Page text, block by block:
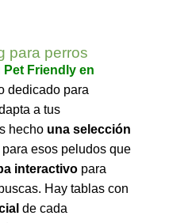
para perros
Pet Friendly en
dedicado para
a tus
hecho una selección
para esos peludos que
interactivo para
Hay tablas con
de cada